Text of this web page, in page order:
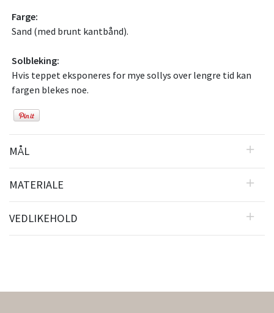
Farge:
Sand (med brunt kantbånd).
Solbleking:
Hvis teppet eksponeres for mye sollys over lengre tid kan
fargen blekes noe.
MÅL
MATERIALE
VEDLIKEHOLD